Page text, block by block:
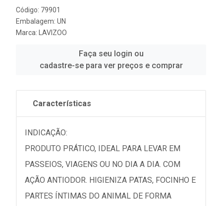
Código: 79901
Embalagem: UN
Marca:
LAVIZOO
Faça seu login ou
cadastre-se para ver preços e comprar
Características
INDICAÇÃO:
PRODUTO PRÁTICO, IDEAL PARA LEVAR EM
PASSEIOS, VIAGENS OU NO DIA A DIA. COM
AÇÃO ANTIODOR. HIGIENIZA PATAS, FOCINHO E
PARTES ÍNTIMAS DO ANIMAL DE FORMA